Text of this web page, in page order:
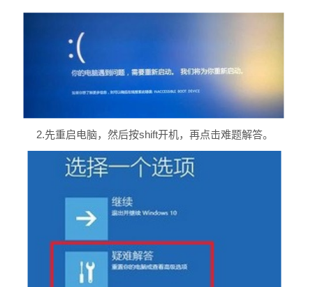
2.先重启电脑，然后按shift开机，再点击难题解答。